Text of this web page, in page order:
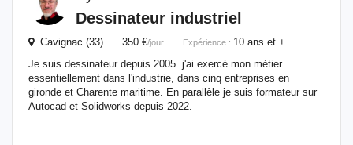
Dessinateur industriel
Cavignac (33) 350 €/jour Expérience : 10 ans et +
Je suis dessinateur depuis 2005. j'ai exercé mon métier
essentiellement dans l'industrie, dans cinq entreprises en
gironde et Charente maritime. En parallèle je suis formateur sur
Autocad et Solidworks depuis 2022.